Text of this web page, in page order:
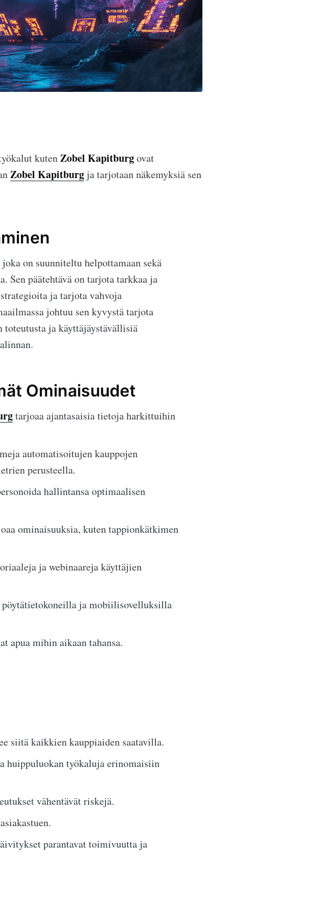
kutenZobel Kapitburgovat
Zobel Kapitburgja tarjotaan näkemyksiä sen
on suunniteltu helpottamaan sekä
Sen päätehtävä on tarjota tarkkaa ja
ja tarjota vahvoja
johtuu sen kyvystä tarjota
toteutusta ja käyttäjäystävällisiä
Ominaisuudet
tarjoaa ajantasaisia tietoja harkittuihin
automatisoitujen kauppojen
perusteella.
hallintansa optimaalisen
ominaisuuksia, kuten tappionkätkimen
ja webinaareja käyttäjien
pöytätietokoneilla ja mobiilisovelluksilla
apua mihin aikaan tahansa.
siitä kaikkien kauppiaiden saatavilla.
huippuluokan työkaluja erinomaisiin
vähentävät riskejä.
parantavat toimivuutta ja